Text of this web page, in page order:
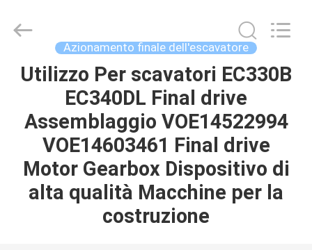
CASA
PRODOTTI
VIDEO
MOSTRA
Machinery
Azionamento finale dell'escavatore
Utilizzo Per scavatori EC330B
EC340DL Final drive
Assemblaggio VOE14522994
VOE14603461 Final drive
Motor Gearbox Dispositivo di
alta qualità Macchine per la
costruzione